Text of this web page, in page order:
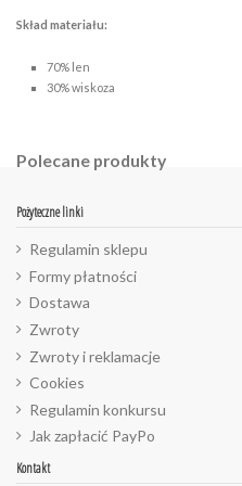
Skład materiału:
70% len
30% wiskoza
Polecane produkty
Pożyteczne linki
Regulamin sklepu
Formy płatności
Dostawa
Zwroty
Zwroty i reklamacje
Cookies
Regulamin konkursu
Jak zapłacić PayPo
Kontakt